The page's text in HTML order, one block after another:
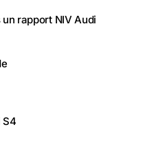
rapport NIV Audi
S4